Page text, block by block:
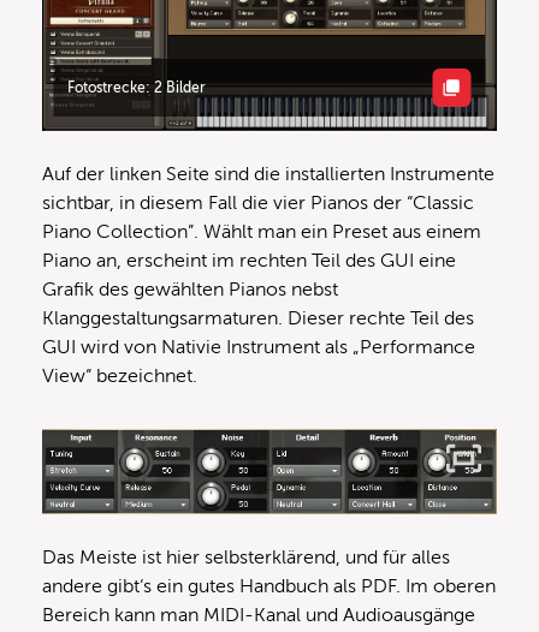
Fotostrecke: 2 Bilder
Auf der linken Seite sind die installierten Instrumente
sichtbar, in diesem Fall die vier Pianos der “Classic
Piano Collection”. Wählt man ein Preset aus einem
Piano an, erscheint im rechten Teil des GUI eine
Grafik des gewählten Pianos nebst
Klanggestaltungsarmaturen. Dieser rechte Teil des
GUI wird von Nativie Instrument als „Performance
View“ bezeichnet.
Das Meiste ist hier selbsterklärend, und für alles
andere gibt‘s ein gutes Handbuch als PDF. Im oberen
Bereich kann man MIDI-Kanal und Audioausgänge